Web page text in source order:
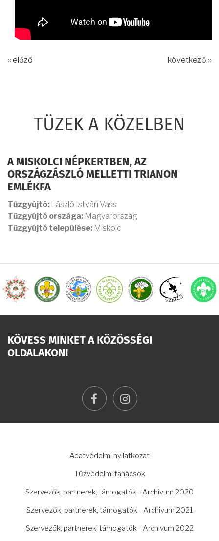
‹‹ előző következő ››
TÜZEK A KÖZELBEN
A MISKOLCI NÉPKERTBEN, AZ
ORSZÁGZÁSZLÓ MELLETTI TRIANON
EMLÉKFA
Tűzgyújtó: László István Vass
Tűzgyújtó országa: Magyarország
Tűzgyújtó települése: Miskolc
KÖVESS MINKET A KÖZÖSSÉGI
OLDALAKON!
facebookinstagram
Adatvédelmi nyilatkozat
Tűzvédelmi tanácsok
Szervezők, partnerek, támogatók - Archivum 2020
Szervezők, partnerek, támogatók - Archivum 2021
Szervezők, partnerek, támogatók - Archivum 2022